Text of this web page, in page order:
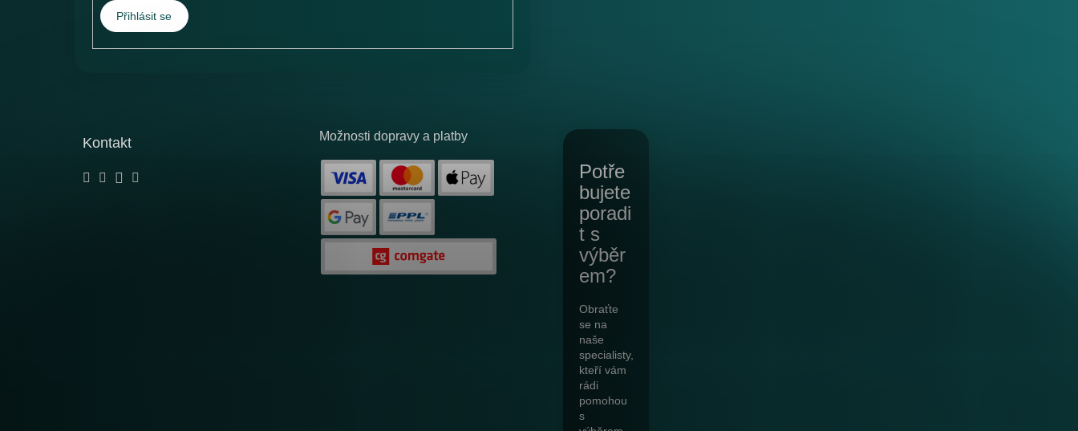
Přihlásit se
Kontakt Možnosti dopravy a platby
Potře
bujete
poradi
t s
výběr
em?
Obraťte
se na
naše
specialisty,
kteří vám
rádi
pomohou
s